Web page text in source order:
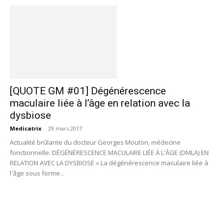
[QUOTE GM #01] Dégénérescence
maculaire liée à l’âge en relation avec la
dysbiose
Medicatrix - 29 mars 2017
Actualité brûlante du docteur Georges Mouton, médecine
fonctionnelle. DÉGÉNÉRESCENCE MACULAIRE LIÉE À L'ÂGE (DMLA) EN
RELATION AVEC LA DYSBIOSE « La dégénérescence maculaire liée à
l'âge sous forme...